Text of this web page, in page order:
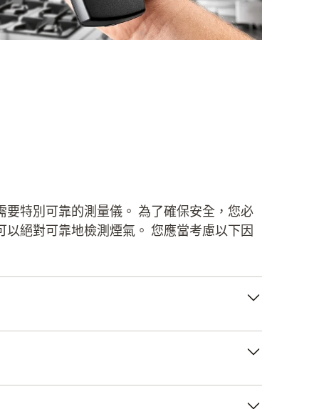
要特別可靠的測量儀。 為了確保安全，您必
以絕對可靠地檢測煙氣。 您應當考慮以下因
315-4報警/測量儀器 - 也非常適用於燃氣鍋